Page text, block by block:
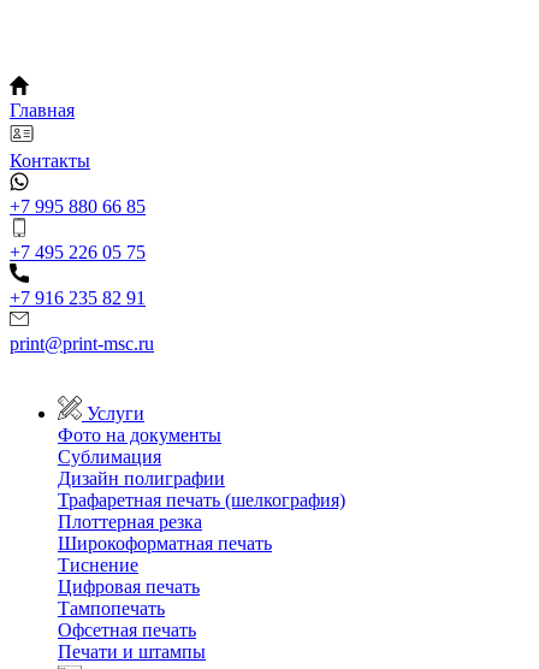
Главная
Контакты
+7 995 880 66 85
+7 495 226 05 75
+7 916 235 82 91
print@print-msc.ru
Услуги
Фото на документы
Сублимация
Дизайн полиграфии
Трафаретная печать (шелкография)
Плоттерная резка
Широкоформатная печать
Тиснение
Цифровая печать
Тампопечать
Офсетная печать
Печати и штампы